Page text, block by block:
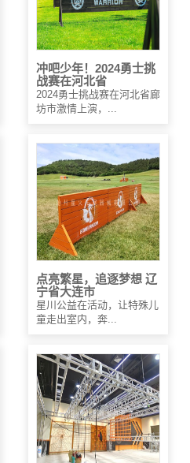
冲吧少年！2024勇士挑
战赛在河北省
2024勇士挑战赛在河北省廊
坊市激情上演，...
点亮繁星，追逐梦想 辽
宁省大连市
星川公益在活动，让特殊儿
童走出室内，奔...